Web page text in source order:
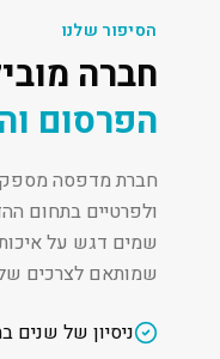
הסיפור שלנו
חברה
הפרסום
חברת מדפסה
ולפרטיים בתחום
שמים דגש על
שמותאם לצרכים
ניסיון של שנים